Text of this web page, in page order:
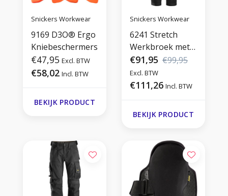
Snickers Workwear
9169 D3O® Ergo
Kniebeschermers
€47,95 Excl. BTW
€58,02 Incl. BTW
BEKIJK PRODUCT
Snickers Workwear
6241 Stretch
Werkbroek met
Holsterzakken
€91,95 €99,95
Excl. BTW
€111,26 Incl. BTW
BEKIJK PRODUCT